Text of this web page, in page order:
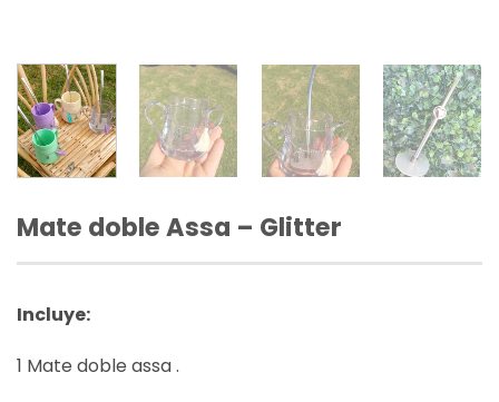
Mate doble Assa – Glitter
Incluye:
1 Mate doble assa .